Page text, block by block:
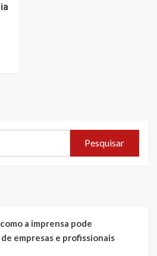
Pesquisar
a imprensa pode
empresas e profissionais